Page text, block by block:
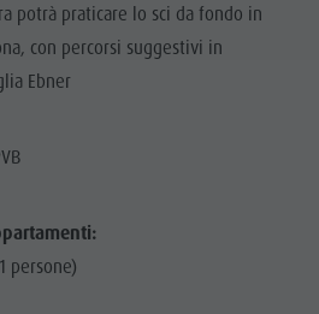
potrà praticare lo sci da fondo in
con percorsi suggestivi in
Ebner
persone)